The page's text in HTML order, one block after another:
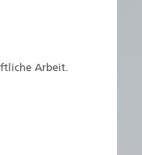
Arbeit.